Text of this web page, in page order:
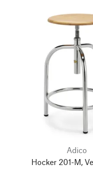
Adico
Hocker 201-M,